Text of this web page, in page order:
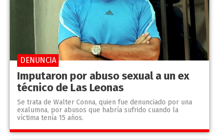
Imputaron por abuso sexual a un ex
técnico de Las Leonas
Se trata de Walter Conna, quien fue denunciado por una
exalumna, por abusos que habría sufrido cuando la
víctima tenía 15 años.
DENUNCIA